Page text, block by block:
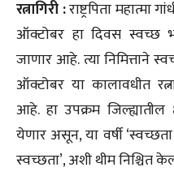
रत्नागिरी :राष्ट्रपिता
ऑक्टोबर हा दिवस स्वच्छ
जाणार आहे. त्या निमित्ताने
ऑक्टोबर या कालावधीत
आहे. हा उपक्रम जिल्ह्यातील
येणार असून, या वर्षी
स्वच्छता’, अशी थीम निश्चित